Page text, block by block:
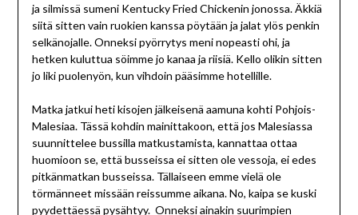
ja silmissä sumeni Kentucky Fried Chickenin jonossa. Äkkiä
siitä sitten vain ruokien kanssa pöytään ja jalat ylös penkin
selkänojalle. Onneksi pyörrytys meni nopeasti ohi, ja
hetken kuluttua söimme jo kanaa ja riisiä. Kello olikin sitten
jo liki puolenyön, kun vihdoin pääsimme hotellille.
Matka jatkui heti kisojen jälkeisenä aamuna kohti Pohjois-
Malesiaa. Tässä kohdin mainittakoon, että jos Malesiassa
suunnittelee bussilla matkustamista, kannattaa ottaa
huomioon se, että busseissa ei sitten ole vessoja, ei edes
pitkänmatkan busseissa. Tällaiseen emme vielä ole
törmänneet missään reissumme aikana. No, kaipa se kuski
pyydettäessä pysähtyy. Onneksi ainakin suurimpien